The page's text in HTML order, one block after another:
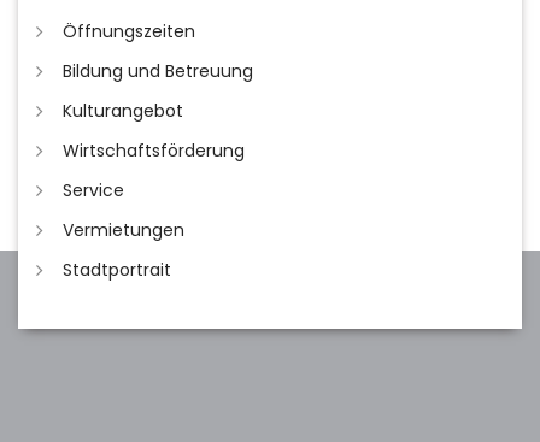
Öffnungszeiten
Bildung und Betreuung
Kulturangebot
Wirtschaftsförderung
Service
Vermietungen
Stadtportrait